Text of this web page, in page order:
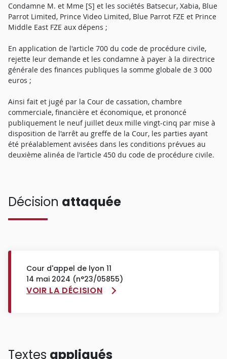
Condamne M. et Mme [S] et les sociétés Batsecur, Xabia, Blue
Parrot Limited, Prince Video Limited, Blue Parrot FZE et Prince
Middle East FZE aux dépens ;
En application de l'article 700 du code de procédure civile,
rejette leur demande et les condamne à payer à la directrice
générale des finances publiques la somme globale de 3 000
euros ;
Ainsi fait et jugé par la Cour de cassation, chambre
commerciale, financière et économique, et prononcé
publiquement le neuf juillet deux mille vingt-cinq par mise à
disposition de l'arrêt au greffe de la Cour, les parties ayant
été préalablement avisées dans les conditions prévues au
deuxième alinéa de l'article 450 du code de procédure civile.
Décision attaquée
Cour d'appel de lyon 11
14 mai 2024 (n°23/05855)
VOIR LA DÉCISION
Textes appliqués